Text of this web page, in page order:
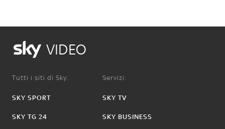
VIDEO
Tutti i siti di Sky:
SKY SPORT
SKY TG 24
Servizi:
SKY TV
SKY BUSINESS